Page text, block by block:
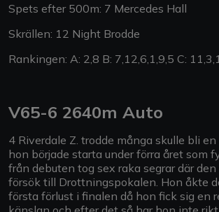
Spets efter 500m: 7 Mercedes Hall
Skrällen: 12 Night Brodde
Rankingen: A: 2,8 B: 7,12,6,1,9,5 C:
V65-6 2640m Auto
4 Riverdale Z. trodde många skulle bli
hon började starta under förra året som
från debuten tog sex raka segrar där
försök till Drottningspokalen. Hon åkte
första förlust i finalen då hon fick sig en